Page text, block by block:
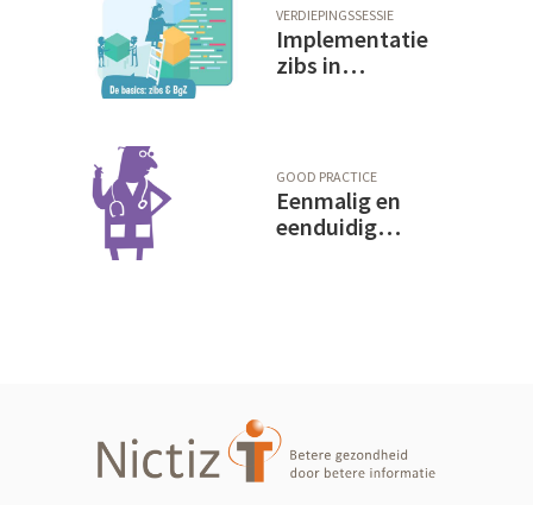
VERDIEPINGSSESSIE
Implementatie
zibs in
GOOD PRACTICE
Eenmalig en
eenduidig